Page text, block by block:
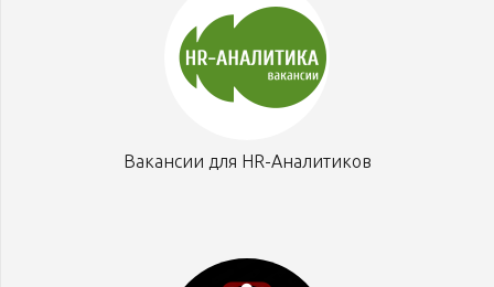
Вакансии для HR-Аналитиков